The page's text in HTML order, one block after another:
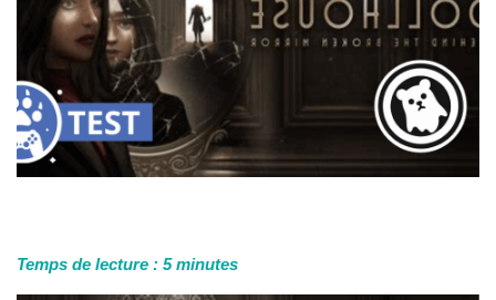
Temps de lecture : 5 minutes